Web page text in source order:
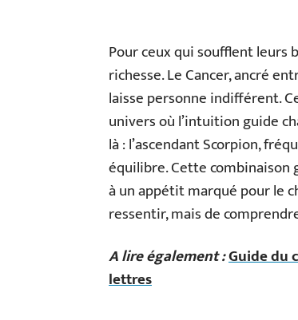
Pour ceux qui soufflent leurs
richesse. Le Cancer, ancré
laisse personne indifférent.
univers où l’intuition guide
là : l’ascendant Scorpion,
équilibre. Cette combinaison
à un appétit marqué pour le
ressentir, mais de
A lire également :Guide du
lettres